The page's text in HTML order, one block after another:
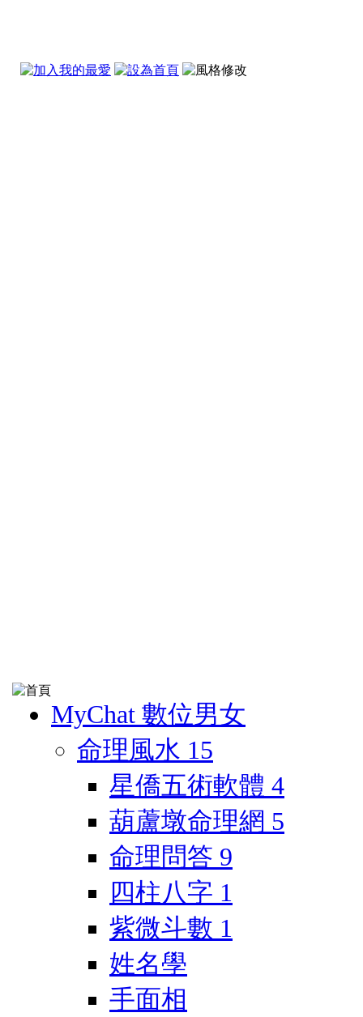
MyChat 數位男女
命理風水 15
星僑五術軟體 4
葫蘆墩命理網 5
命理問答 9
四柱八字 1
紫微斗數 1
姓名學
手面相